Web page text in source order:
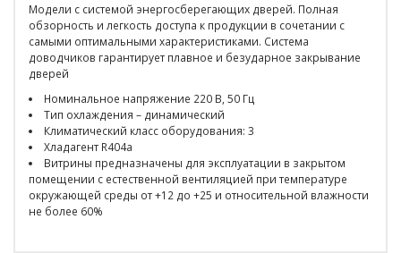
Модели с системой энергосберегающих дверей. Полная
обзорность и легкость доступа к продукции в сочетании с
самыми оптимальными характеристиками. Система
доводчиков гарантирует плавное и безударное закрывание
дверей
Номинальное напряжение 220 В, 50 Гц
Тип охлаждения – динамический
Климатический класс оборудования: 3
Хладагент R404a
Витрины предназначены для эксплуатации в закрытом
помещении с естественной вентиляцией при температуре
окружающей среды от +12 до +25 и относительной влажности
не более 60%